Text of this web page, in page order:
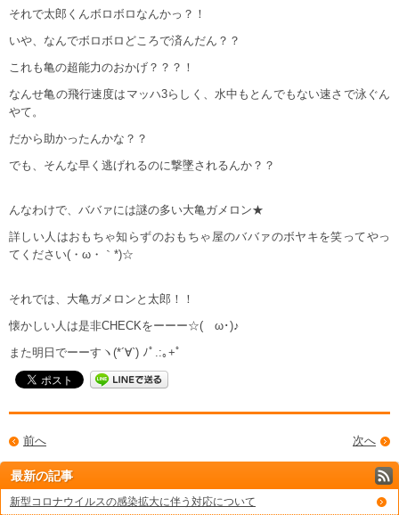
それで太郎くんボロボロなんかっ？！
いや、なんでボロボロどころで済んだん？？
これも亀の超能力のおかげ？？？！
なんせ亀の飛行速度はマッハ3らしく、水中もとんでもない速さで泳ぐん
やて。
だから助かったんかな？？
でも、そんな早く逃げれるのに撃墜されるんか？？
んなわけで、ババァには謎の多い大亀ガメロン★
詳しい人はおもちゃ知らずのおもちゃ屋のババァのボヤキを笑ってやっ
てください(・ω・｀*)☆
それでは、大亀ガメロンと太郎！！
懐かしい人は是非CHECKをーーー☆(ゝω･)♪
また明日でーーすヽ(*´∀`) ﾉﾟ.:｡+ﾟ
次へ
前へ
最新の記事
新型コロナウイルスの感染拡大に伴う対応について